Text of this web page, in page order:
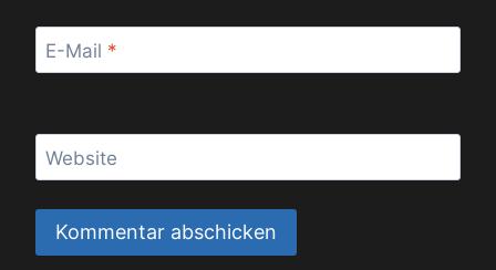
E-Mail *
Website